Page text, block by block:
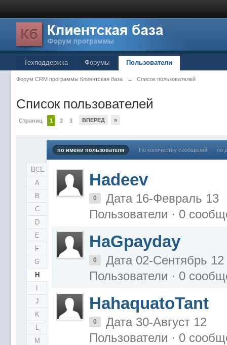
Техподдержка Форумы Пользователи
Форум CRM программы Клиентская база → Список пользователей
Список пользователей
Страниц 1 2 3 ВПЕРЕД »
ВСЕ
A
B
C
D
E
F
G
H
J
K
L
M
по имени пользователя По количеству сообщений по
Hadeev
0
Дата 16-Февраль 13
Пользователи · 0
HaGpayday
0
Дата 02-Сентябрь 12
Пользователи · 0
HahaquatoTant
0
Дата 30-Август 12
Пользователи · 0